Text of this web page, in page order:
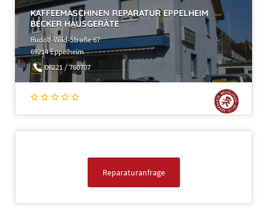
KAFFEEMASCHINEN REPARATUR EPPELHEIM
BECKER HAUSGERÄTE
Rudolf-Wild-Straße 67
69214 Eppelheim
06221 / 760707
Reparaturanfrage